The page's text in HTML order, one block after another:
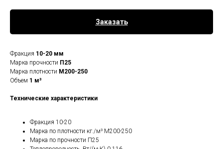
Заказать
Фракция 10-20 мм
Марка прочности П25
Марка плотности M200-250
Объем 1 м³
Технические характеристики
Фракция 10-20
Марка по плотности кг./м³ М200-250
Марка по прочности П25